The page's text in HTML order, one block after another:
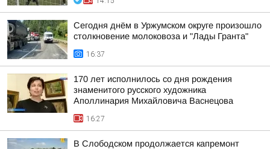
Сегодня днём в Уржумском округе произошло
столкновение молоковоза и "Лады Гранта"
16:37
170 лет исполнилось со дня рождения
знаменитого русского художника
Аполлинария Михайловича Васнецова
16:27
В Слободском продолжается капремонт